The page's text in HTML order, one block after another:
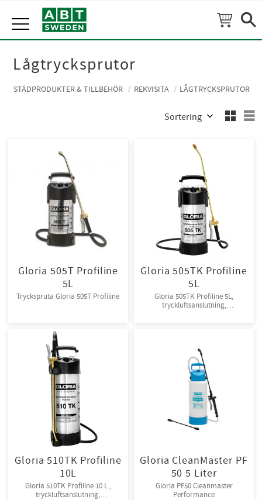
Meny
Lågtrycksprutor
STÄDPRODUKTER & TILLBEHÖR REKVISITA LÅGTRYCKSPRUTOR
Välj sortering
Gloria 505T Profiline
5L
Tryckspruta Gloria 505T Profiline
Gloria 505TK Profiline
5L
Gloria 505TK Profiline 5L,
tryckluftsanslutning,
Gloria 510TK Profiline
10L
Gloria 510TK Profiline 10 L ,
tryckluftsanslutning,
Gloria CleanMaster PF
50 5 Liter
Gloria PF50 Cleanmaster
Performance